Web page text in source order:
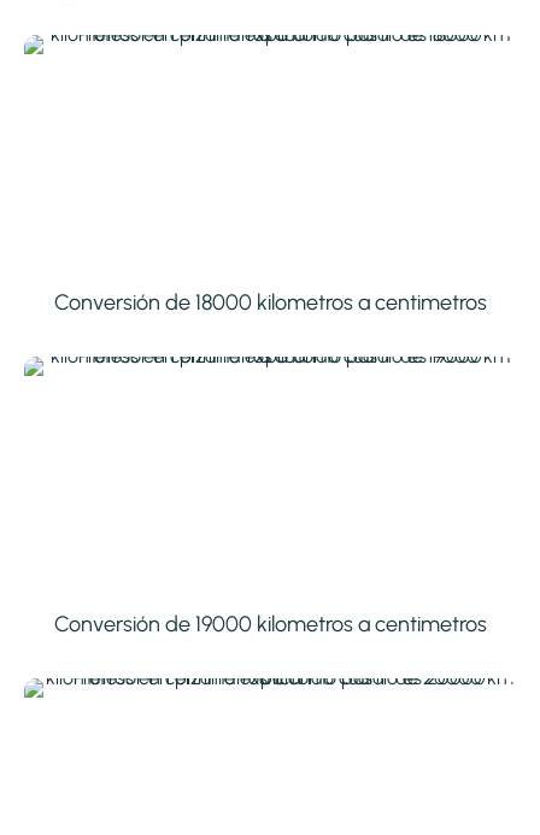
Conversión de 18000 kilometros a centimetros
Conversión de 19000 kilometros a centimetros